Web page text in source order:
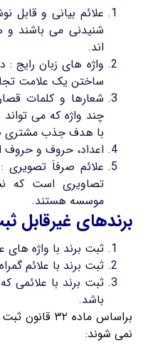
علائم بیانی و قابل
شنیدنی می باشند و
اند.
واژه های زبان رایج :
ساختن یک علامت
شعارها و کلمات
چند واژه که می
با هدف جذب مشتری
اعداد، حروف و حروف
علائم صرفاَ تصویری
تصاویری است که
موسسه هستند.
برندهای غیرقابل
ثبت برند با واژه های
ثبت برند با علائم
ثبت برند با علائمی
باشد.
براساس ماده
نمی شوند: